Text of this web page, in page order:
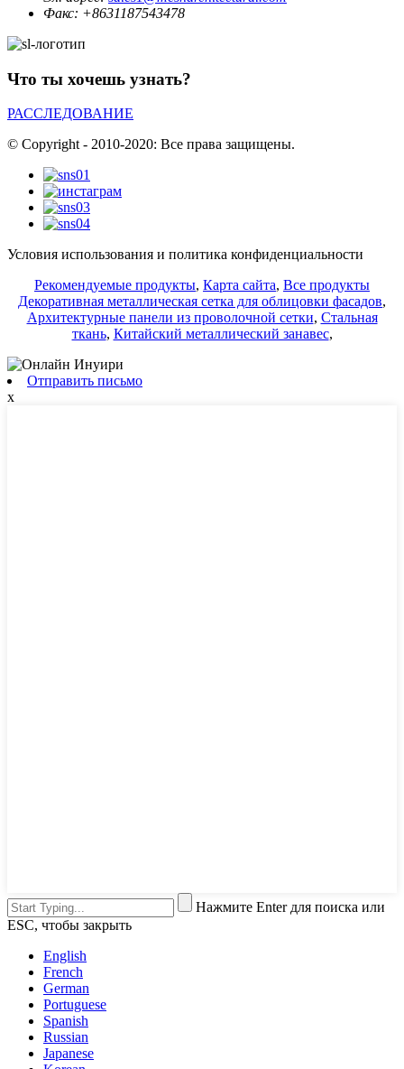
Факс: +8631187543478
Что ты хочешь узнать?
РАССЛЕДОВАНИЕ
© Copyright - 2010-2020: Все права защищены.
Условия использования и политика конфиденциальности
Рекомендуемые продукты, Карта сайта, Все продукты
Декоративная металлическая сетка для облицовки фасадов,
Архитектурные панели из проволочной сетки, Стальная
ткань, Китайский металлический занавес,
Отправить письмо
x
Нажмите Enter для поиска или
ESC, чтобы закрыть
English
French
German
Portuguese
Spanish
Russian
Japanese